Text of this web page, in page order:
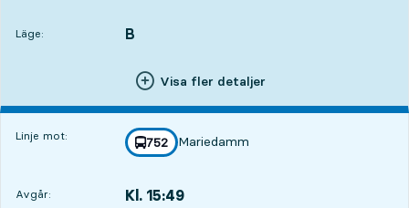
Läge:
LÄGE, B
,
Visa fler detaljer
Linje mot: linje
752
mot
Mariedamm
,
Avgår: Kl. 15:49